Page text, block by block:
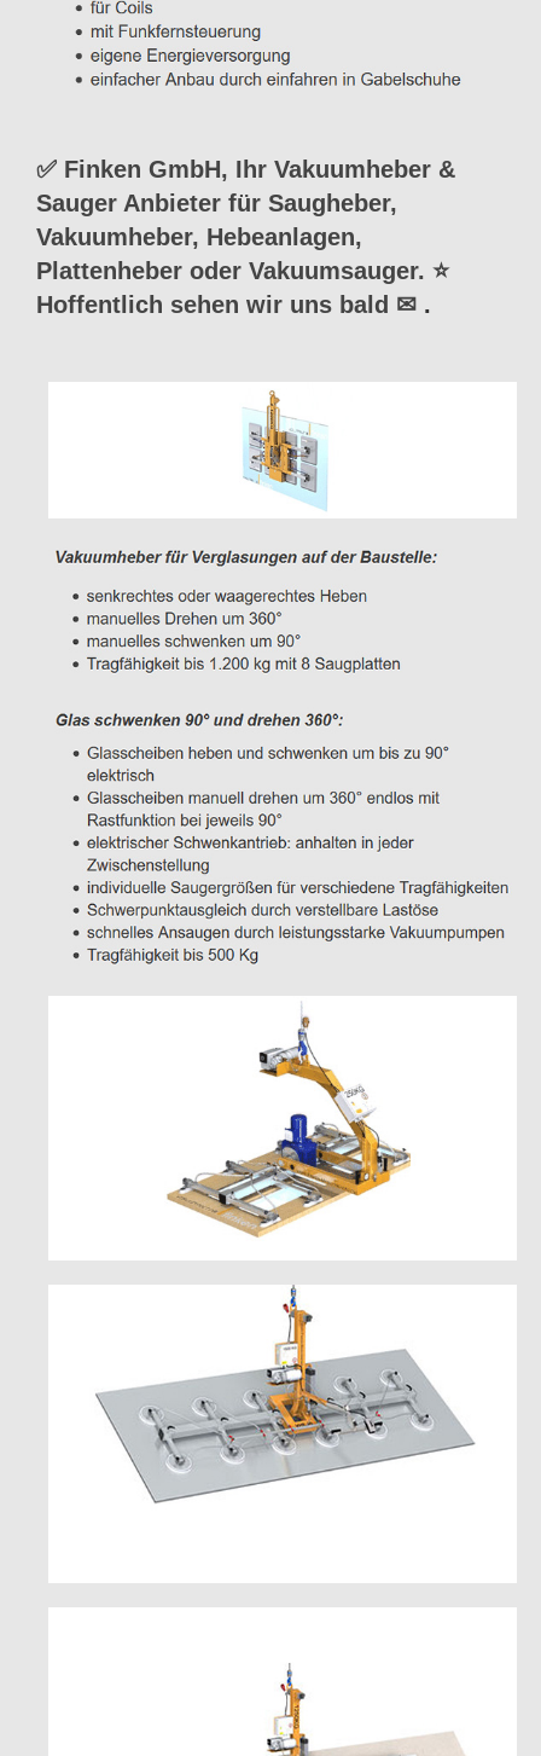
✅ Finken GmbH, Ihr Vakuumheber &
Sauger Anbieter für Saugheber,
Vakuumheber, Hebeanlagen,
Plattenheber oder Vakuumsauger. ⭐
Hoffentlich sehen wir uns bald ✉ .